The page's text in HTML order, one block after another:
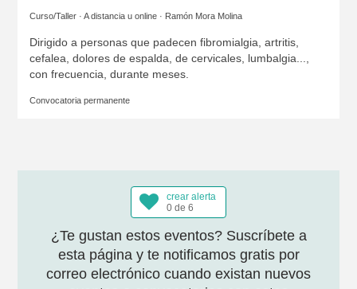
Curso/Taller · A distancia u online · Ramón Mora Molina
Dirigido a personas que padecen fibromialgia, artritis,
cefalea, dolores de espalda, de cervicales, lumbalgia...,
con frecuencia, durante meses.
Convocatoria permanente
crear alerta
0 de 6
¿Te gustan estos eventos? Suscríbete a
esta página y te notificamos gratis por
correo electrónico cuando existan nuevos